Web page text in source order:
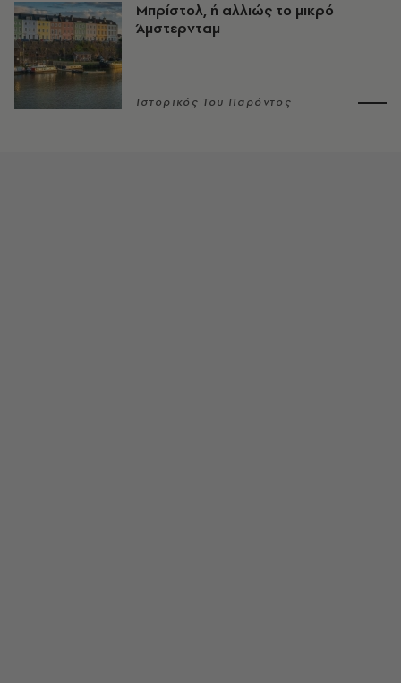
Μπρίστολ, ή αλλιώς το μικρό
Άμστερνταμ
Ιστορικός Του Παρόντος